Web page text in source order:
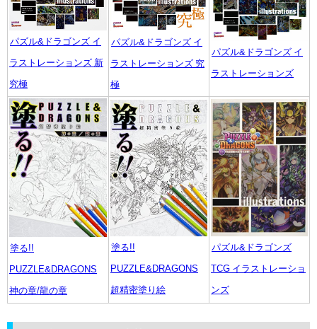
パズル&ドラゴンズ イ
ラストレーションズ 新
究極
パズル&ドラゴンズ イ
ラストレーションズ 究
極
パズル&ドラゴンズ イ
ラストレーションズ
塗る!!
PUZZLE&DRAGONS
神の章/龍の章
塗る!!
PUZZLE&DRAGONS
超精密塗り絵
パズル&ドラゴンズ
TCG イラストレーショ
ンズ